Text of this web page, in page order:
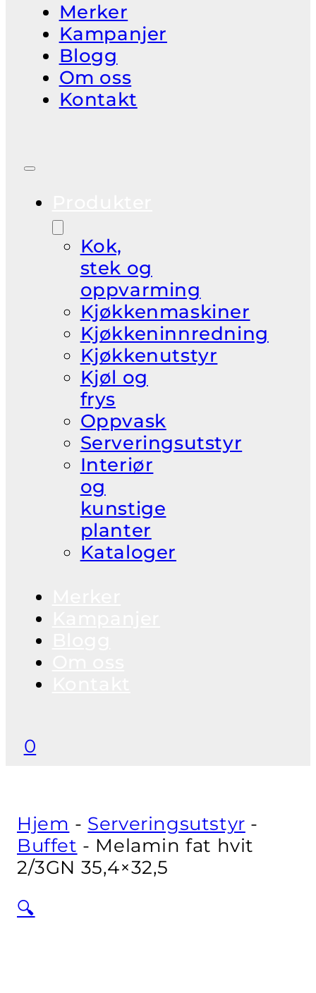
Merker
Kampanjer
Blogg
Om oss
Kontakt
Kok,
stek og
oppvarming
Kjøkkenmaskiner
Kjøkkeninnredning
Kjøkkenutstyr
Kjøl og
frys
Oppvask
Serveringsutstyr
Interiør
og
kunstige
planter
Kataloger
0
Hjem - Serveringsutstyr -
Buffet - Melamin fat hvit
2/3GN 35,4×32,5
🔍